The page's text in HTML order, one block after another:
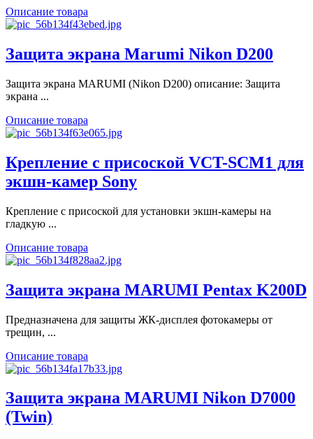
Описание товара
Защита экрана Marumi Nikon D200
Защита экрана MARUMI (Nikon D200) описание: Защита
экрана ...
Описание товара
Крепление с присоской VCT-SCM1 для
экшн-камер Sony
Крепление c присоской для установки экшн-камеры на
гладкую ...
Описание товара
Защита экрана MARUMI Pentax K200D
Предназначена для защиты ЖК-дисплея фотокамеры от
трещин, ...
Описание товара
Защита экрана MARUMI Nikon D7000
(Twin)